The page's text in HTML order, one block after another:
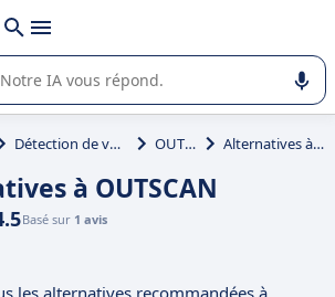
avec
guide dans l'utilisation ou la sélection de
Détection de vulnérabilités OUTSCAN Alternatives à OUTSCAN
à OUTSCAN
Basé sur 1 avis